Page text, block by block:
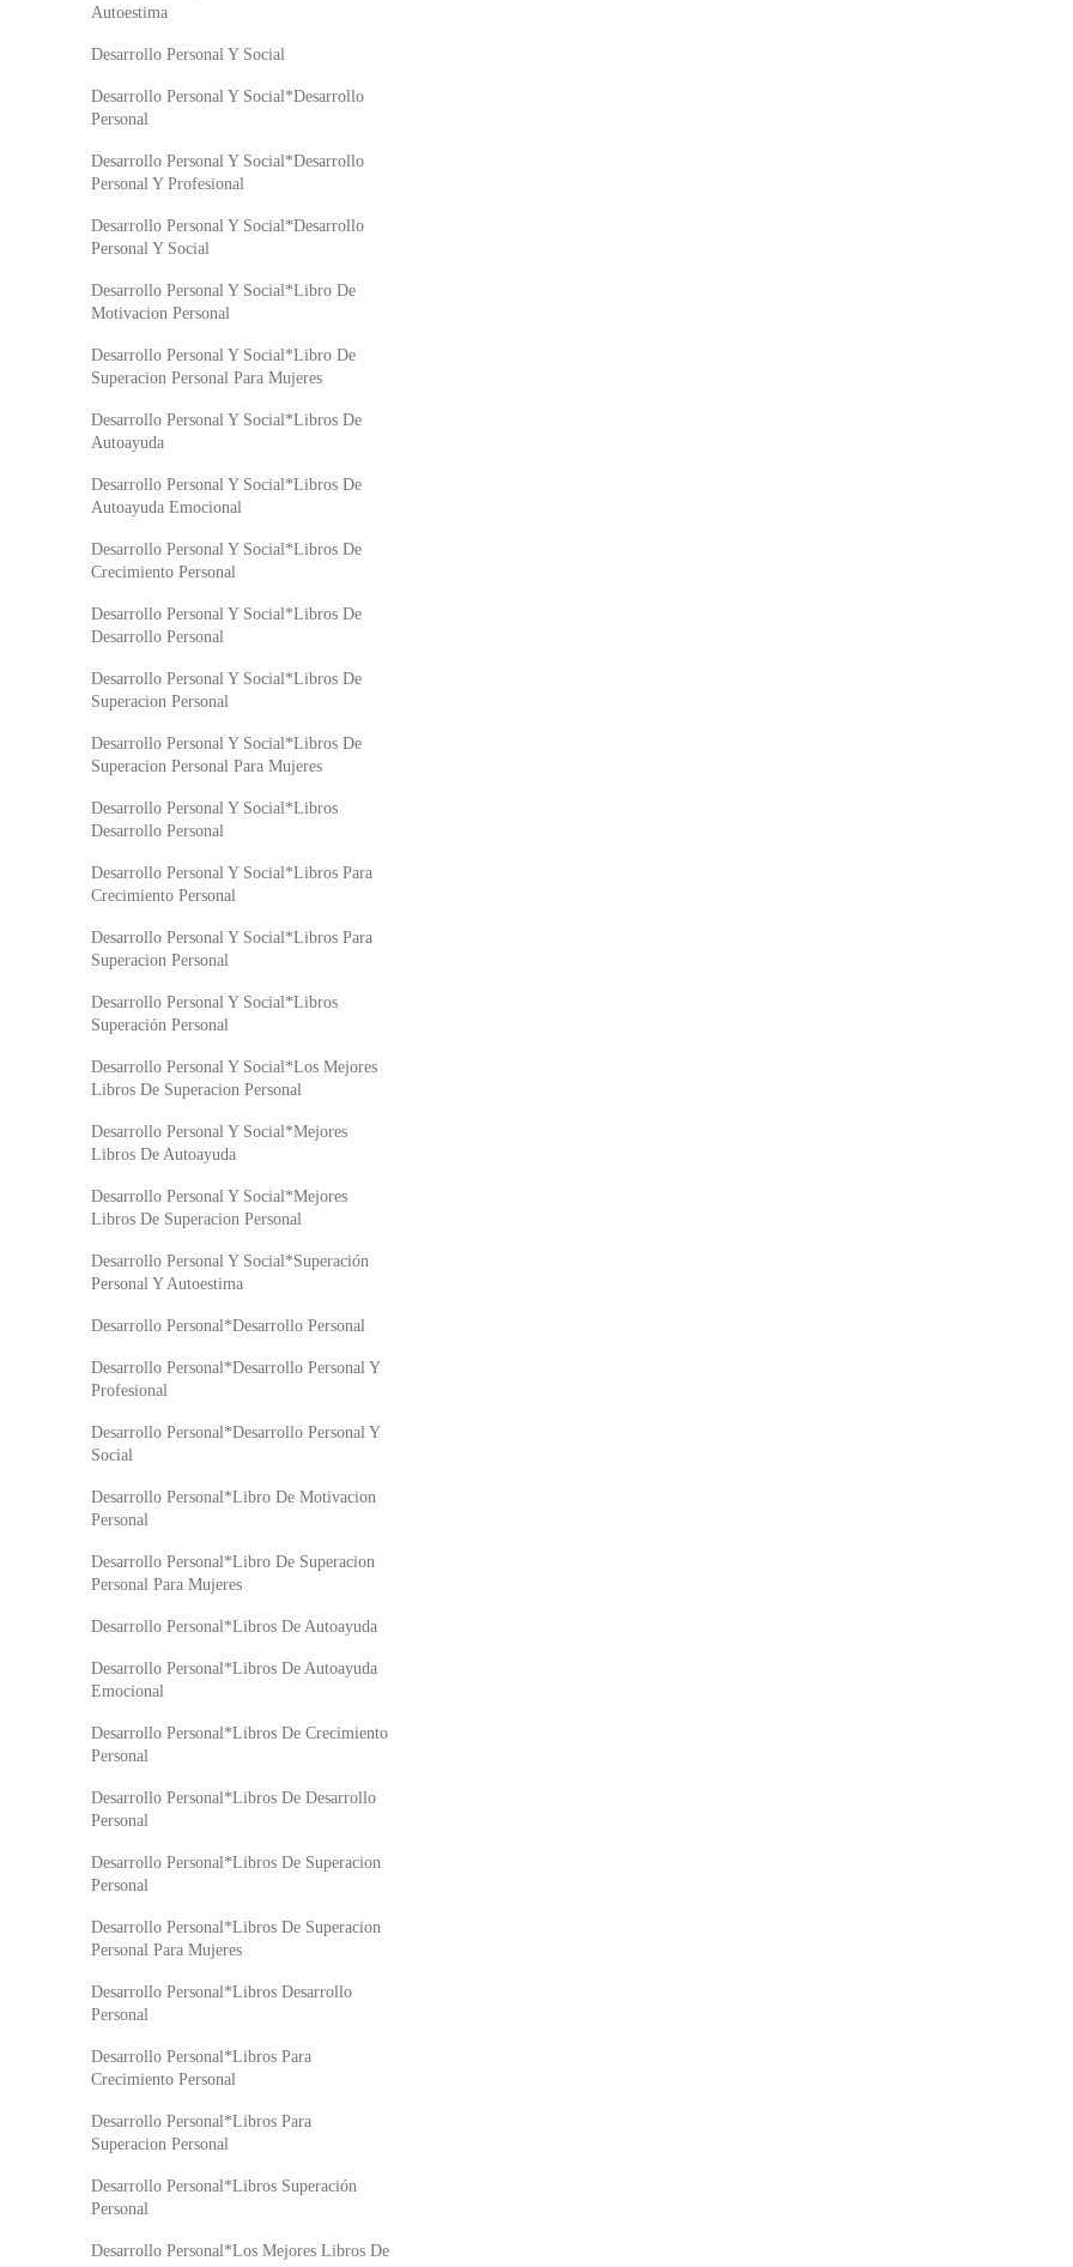
Autoestima
Desarrollo Personal Y Social
Desarrollo Personal Y Social*Desarrollo
Personal
Desarrollo Personal Y Social*Desarrollo
Personal Y Profesional
Desarrollo Personal Y Social*Desarrollo
Personal Y Social
Desarrollo Personal Y Social*Libro De
Motivacion Personal
Desarrollo Personal Y Social*Libro De
Superacion Personal Para Mujeres
Desarrollo Personal Y Social*Libros De
Autoayuda
Desarrollo Personal Y Social*Libros De
Autoayuda Emocional
Desarrollo Personal Y Social*Libros De
Crecimiento Personal
Desarrollo Personal Y Social*Libros De
Desarrollo Personal
Desarrollo Personal Y Social*Libros De
Superacion Personal
Desarrollo Personal Y Social*Libros De
Superacion Personal Para Mujeres
Desarrollo Personal Y Social*Libros
Desarrollo Personal
Desarrollo Personal Y Social*Libros Para
Crecimiento Personal
Desarrollo Personal Y Social*Libros Para
Superacion Personal
Desarrollo Personal Y Social*Libros
Superación Personal
Desarrollo Personal Y Social*Los Mejores
Libros De Superacion Personal
Desarrollo Personal Y Social*Mejores
Libros De Autoayuda
Desarrollo Personal Y Social*Mejores
Libros De Superacion Personal
Desarrollo Personal Y Social*Superación
Personal Y Autoestima
Desarrollo Personal*Desarrollo Personal
Desarrollo Personal*Desarrollo Personal Y
Profesional
Desarrollo Personal*Desarrollo Personal Y
Social
Desarrollo Personal*Libro De Motivacion
Personal
Desarrollo Personal*Libro De Superacion
Personal Para Mujeres
Desarrollo Personal*Libros De Autoayuda
Desarrollo Personal*Libros De Autoayuda
Emocional
Desarrollo Personal*Libros De Crecimiento
Personal
Desarrollo Personal*Libros De Desarrollo
Personal
Desarrollo Personal*Libros De Superacion
Personal
Desarrollo Personal*Libros De Superacion
Personal Para Mujeres
Desarrollo Personal*Libros Desarrollo
Personal
Desarrollo Personal*Libros Para
Crecimiento Personal
Desarrollo Personal*Libros Para
Superacion Personal
Desarrollo Personal*Libros Superación
Personal
Desarrollo Personal*Los Mejores Libros De